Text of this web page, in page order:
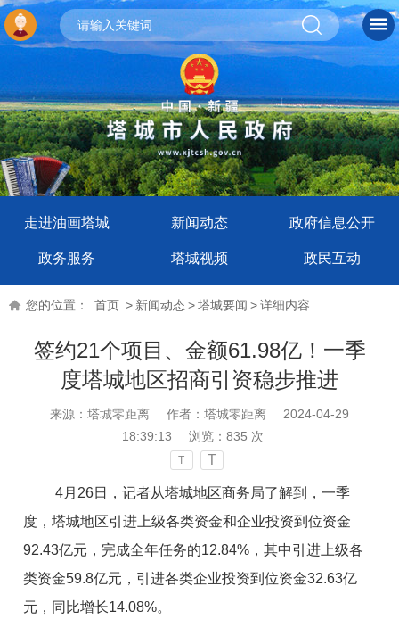
走进油画塔城 新闻动态 政府信息公开
政务服务 塔城视频 政民互动
您的位置： 首页 > 新闻动态>塔城要闻 >详细内容
签约21个项目、金额61.98亿！一季
度塔城地区招商引资稳步推进
来源：塔城零距离 作者：塔城零距离
2024-04-29
18:39:13
浏览： 835 次
T T
4月26日，记者从塔城地区商务局了解到，一季
度，塔城地区引进上级各类资金和企业投资到位资金
92.43亿元，完成全年任务的12.84%，其中引进上级各
类资金59.8亿元，引进各类企业投资到位资金32.63亿
元，同比增长14.08%。